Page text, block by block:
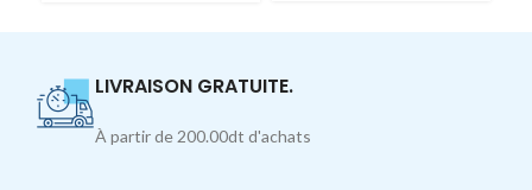
LIVRAISON GRATUITE.
À partir de 200.00dt d'achats